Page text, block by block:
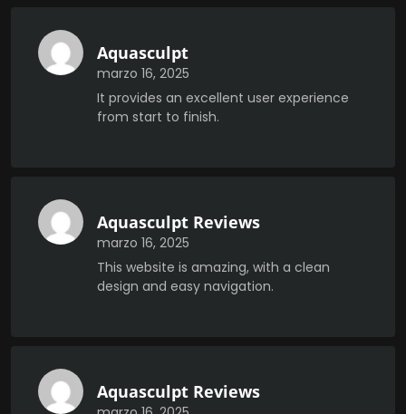
Aquasculpt
marzo 16, 2025
It provides an excellent user experience
from start to finish.
Aquasculpt Reviews
marzo 16, 2025
This website is amazing, with a clean
design and easy navigation.
Aquasculpt Reviews